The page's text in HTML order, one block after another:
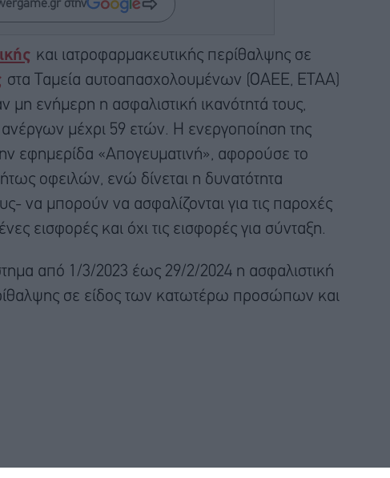
στην
και ιατροφαρμακευτικής περίθαλψης σε
στα Ταμεία αυτοαπασχολουμένων (ΟΑΕΕ, ΕΤΑΑ)
μη ενήμερη η ασφαλιστική ικανότητά τους,
μέχρι 59 ετών. Η ενεργοποίηση της
εφημερίδα «Απογευματινή», αφορούσε το
οφειλών, ενώ δίνεται η δυνατότητα
να μπορούν να ασφαλίζονται για τις παροχές
εισφορές και όχι τις εισφορές για σύνταξη.
από 1/3/2023 έως 29/2/2024 η ασφαλιστική
σε είδος των κατωτέρω προσώπων και